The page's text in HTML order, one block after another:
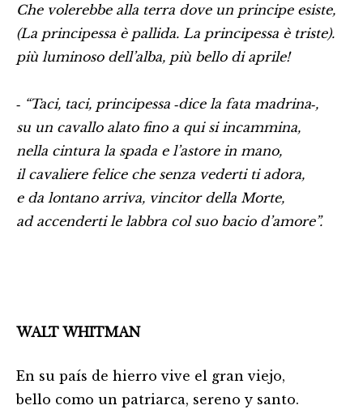
Che volerebbe alla terra dove un principe esiste,
(La principessa è pallida. La principessa è triste).
più luminoso dell’alba, più bello di aprile!
‑ “Taci, taci, principessa ‑dice la fata madrina‑,
su un cavallo alato fino a qui si incammina,
nella cintura la spada e l’astore in mano,
il cavaliere felice che senza vederti ti adora,
e da lontano arriva, vincitor della Morte,
ad accenderti le labbra col suo bacio d’amore”.
WALT WHITMAN
En su país de hierro vive el gran viejo,
bello como un patriarca, sereno y santo.